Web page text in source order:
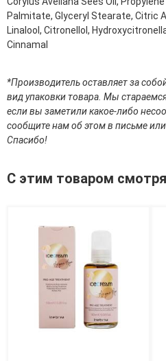
Средства для депиляции
Туалетная вода для тела
Уход для ног
Уход для рук
Мужчинам
Для бороды и усов
Наборы косметики для мужчин
Средства для бритья
Уход за мужскими волосами
Каталог
Контакты
Отзывы
Доставка
Palmitate, Glyceryl Stearate, Citric
Linalool, Citronellol,
Cinnamal
*Производитель оставляет за
вид упаковки товара. Мы
если вы заметили какое-либо
сообщите нам об этом в письме
Спасибо!
С этим товаром